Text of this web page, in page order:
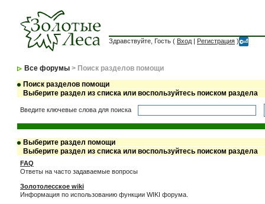
Здравствуйте, Гость ( Вход | Регистрация )
Все форумы > Поиск разделов помощи
Поиск разделов помощи
Выберите раздел из списка или воспользуйтесь поиском раздела
Введите ключевые слова для поиска
Выберите раздел помощи
Выберите раздел из списка или воспользуйтесь поиском раздела
FAQ
Ответы на часто задаваемые вопросы
Золотолесское wiki
Информация по использованию функции WIKI форума.